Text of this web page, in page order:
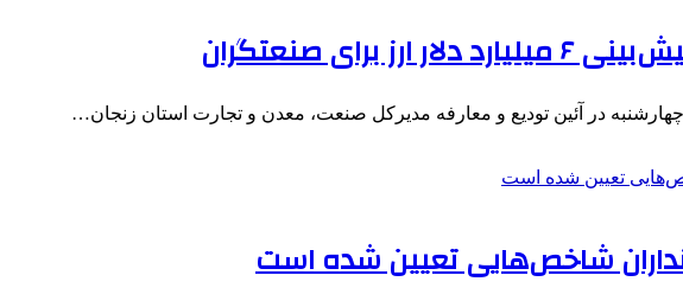
برای صنعتگران
در آئین تودیع و معارفه مدیرکل صنعت، معدن و تجارت استان زنجان…
شاخص‌هایی تعیین شده است